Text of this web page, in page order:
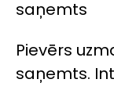
saņemts
Pievērs
saņemts.